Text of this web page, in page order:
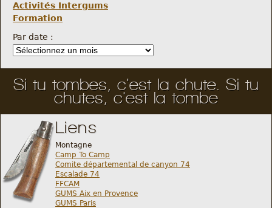
Activités Intergums
Formation
Par date :
Si tu tombes, c'est la chute. Si tu
chutes, c'est la tombe
Liens
Montagne
Camp To Camp
Comite départemental de canyon 74
Escalade 74
FFCAM
GUMS Aix en Provence
GUMS Paris